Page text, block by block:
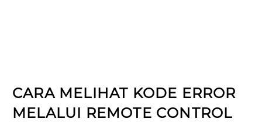
CARA MELIHAT KODE ERROR
MELALUI REMOTE CONTROL